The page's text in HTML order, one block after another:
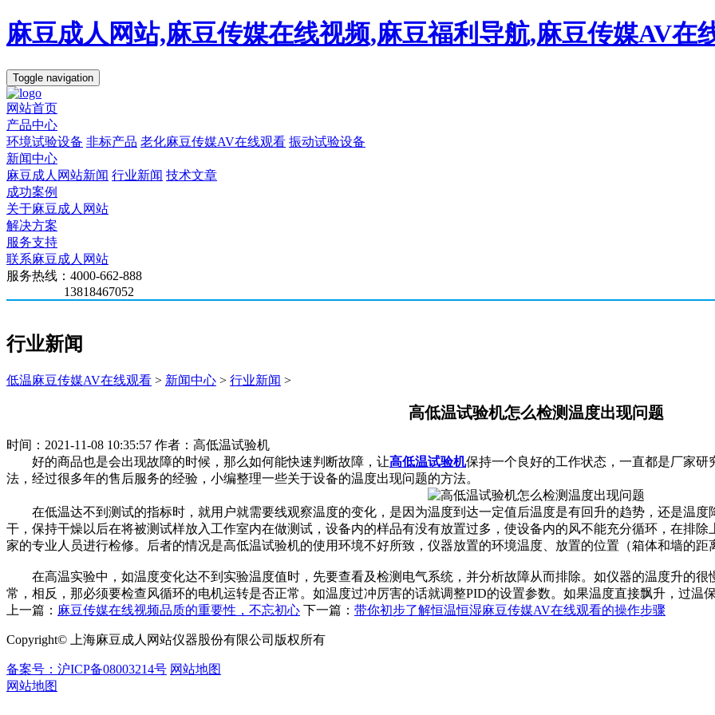
麻豆成人网站,麻豆传媒在线视频,麻豆福利导航,麻豆传媒AV在
Toggle navigation
网站首页
产品中心
环境试验设备 非标产品 老化麻豆传媒AV在线观看 振动试验设备
新闻中心
麻豆成人网站新闻 行业新闻 技术文章
成功案例
关于麻豆成人网站
解决方案
服务支持
联系麻豆成人网站
服务热线：4000-662-888
13818467052
行业新闻
低温麻豆传媒AV在线观看 > 新闻中心 > 行业新闻 >
高低温试验机怎么检测温度出现问题
时间：2021-11-08 10:35:57 作者：高低温试验机
好的商品也是会出现故障的时候，那么如何能快速判断故障，让高低温试验机保持一个良好的工作状态，一直都是厂家
法，经过很多年的售后服务的经验，小编整理一些关于设备的温度出现问题的方法。
在低温达不到测试的指标时，就用户就需要线观察温度的变化，是因为温度到达一定值后温度是有回升的趋势，还是温度
干，保持干燥以后在将被测试样放入工作室内在做测试，设备内的样品有没有放置过多，使设备内的风不能充分循环，在排
家的专业人员进行检修。后者的情况是高低温试验机的使用环境不好所致，仪器放置的环境温度、放置的位置（箱体和墙的
在高温实验中，如温度变化达不到实验温度值时，先要查看及检测电气系统，并分析故障从而排除。如仪器的温度升的很
常，相反，那必须要检查风循环的电机运转是否正常。如温度过冲厉害的话就调整PID的设置参数。如果温度直接飘升，过温
上一篇： 麻豆传媒在线视频品质的重要性，不忘初心 下一篇： 带你初步了解恒温恒湿麻豆传媒AV在线观看的操作步骤
Copyright© 上海麻豆成人网站仪器股份有限公司版权所有
备案号：沪ICP备08003214号 网站地图
网站地图